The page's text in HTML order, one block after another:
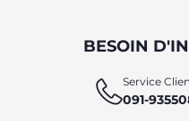
BESOIN
Service
091-